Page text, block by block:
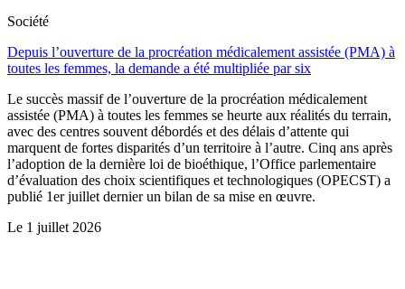
Société
Depuis l’ouverture de la procréation médicalement assistée (PMA) à
toutes les femmes, la demande a été multipliée par six
Le succès massif de l’ouverture de la procréation médicalement
assistée (PMA) à toutes les femmes se heurte aux réalités du terrain,
avec des centres souvent débordés et des délais d’attente qui
marquent de fortes disparités d’un territoire à l’autre. Cinq ans après
l’adoption de la dernière loi de bioéthique, l’Office parlementaire
d’évaluation des choix scientifiques et technologiques (OPECST) a
publié 1er juillet dernier un bilan de sa mise en œuvre.
Le 1 juillet 2026